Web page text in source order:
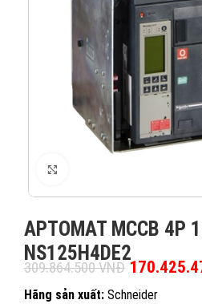
APTOMAT MCCB 4P
NS125H4DE2
309.864.500VNĐ Giá gốc là:
Hãng sản xuất: Schneider